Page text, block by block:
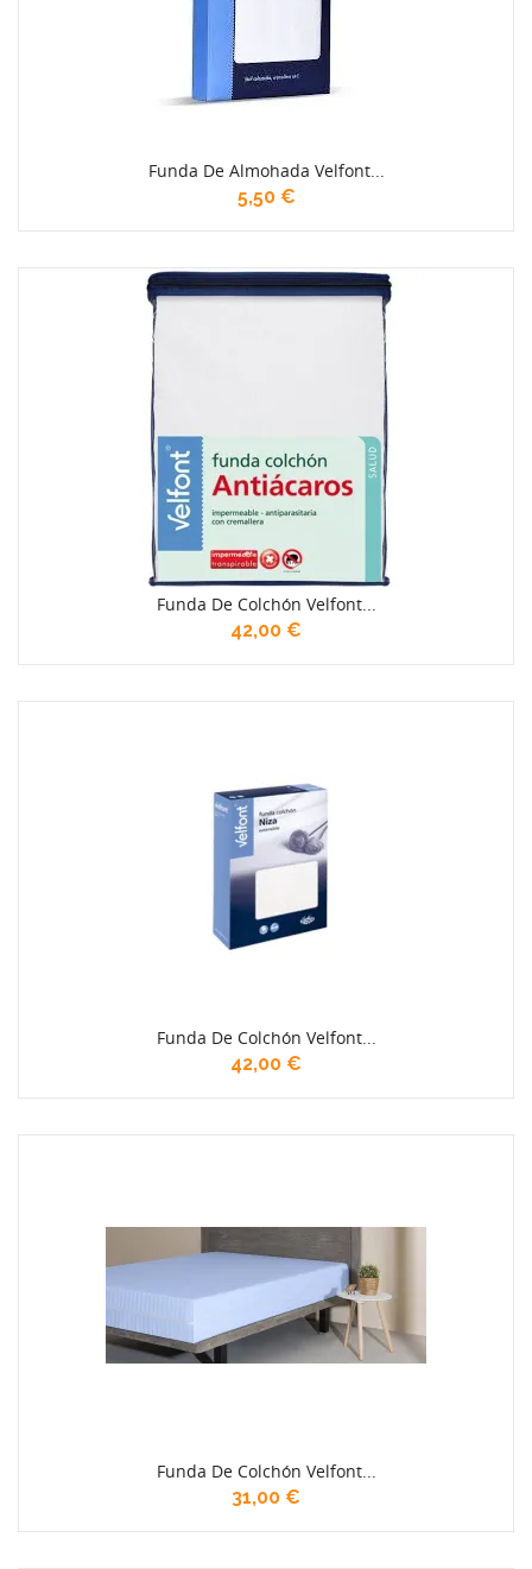
Funda De Almohada Velfont...
5,50 €
Funda De Colchón Velfont...
42,00 €
Funda De Colchón Velfont...
42,00 €
Funda De Colchón Velfont...
31,00 €